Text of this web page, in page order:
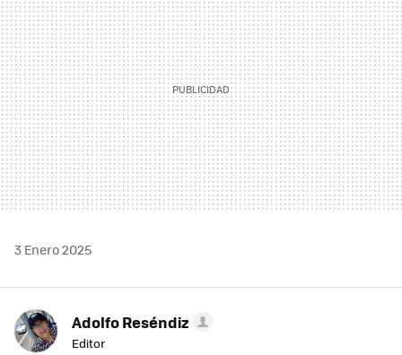
3 Enero 2025
Adolfo Reséndiz
Editor